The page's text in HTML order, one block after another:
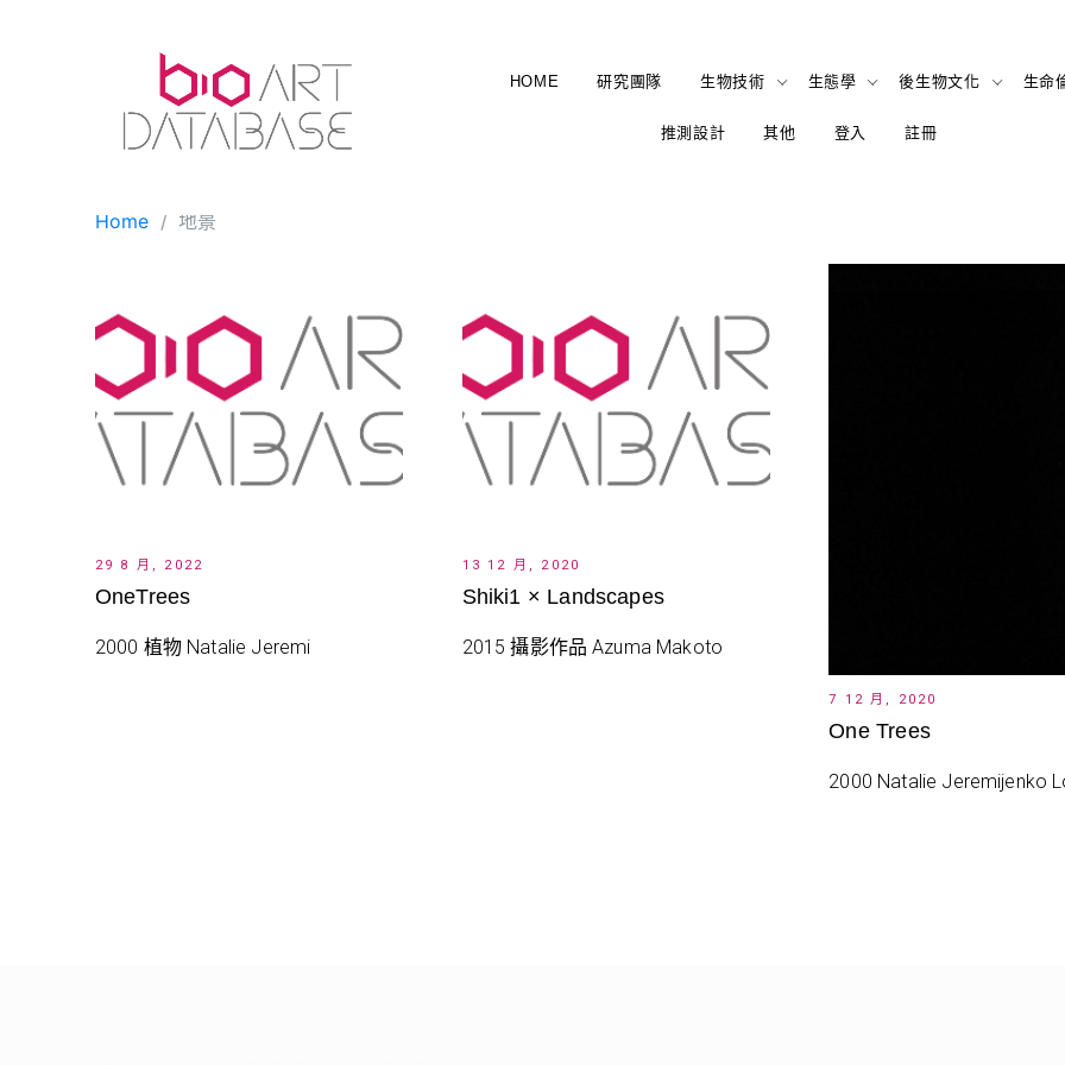
HOME 研究團隊 生物技術 生態學 後生物文化 生命
推測設計 其他 登入 註冊
Home 地景
29 8 月, 2022
OneTrees
2000 植物 Natalie Jeremi
13 12 月, 2020
Shiki1 × Landscapes
2015 攝影作品 Azuma Makoto
7 12 月, 2020
One Trees
2000 Natalie Jeremijenko